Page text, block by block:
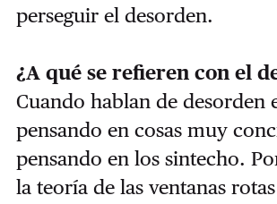
perseguir el desorden.
¿A qué se refieren con el
Cuando hablan de desorden
pensando en cosas muy
pensando en los sintecho.
la teoría de las ventanas